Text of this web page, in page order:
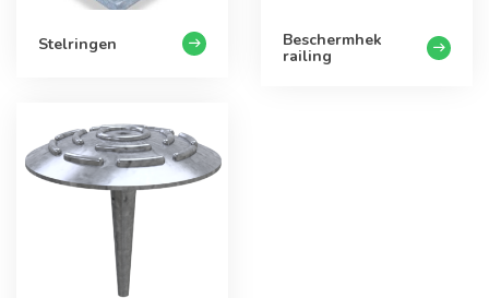
Stelringen Beschermhek
railing